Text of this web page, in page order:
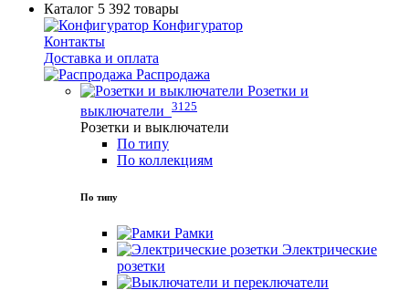
Каталог 5 392 товары
Конфигуратор
Контакты
Доставка и оплата
Распродажа
Розетки и
выключатели 3125
Розетки и выключатели
По типу
По коллекциям
По типу
Рамки
Электрические
розетки